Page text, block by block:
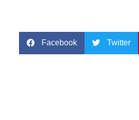
Facebook Twitter